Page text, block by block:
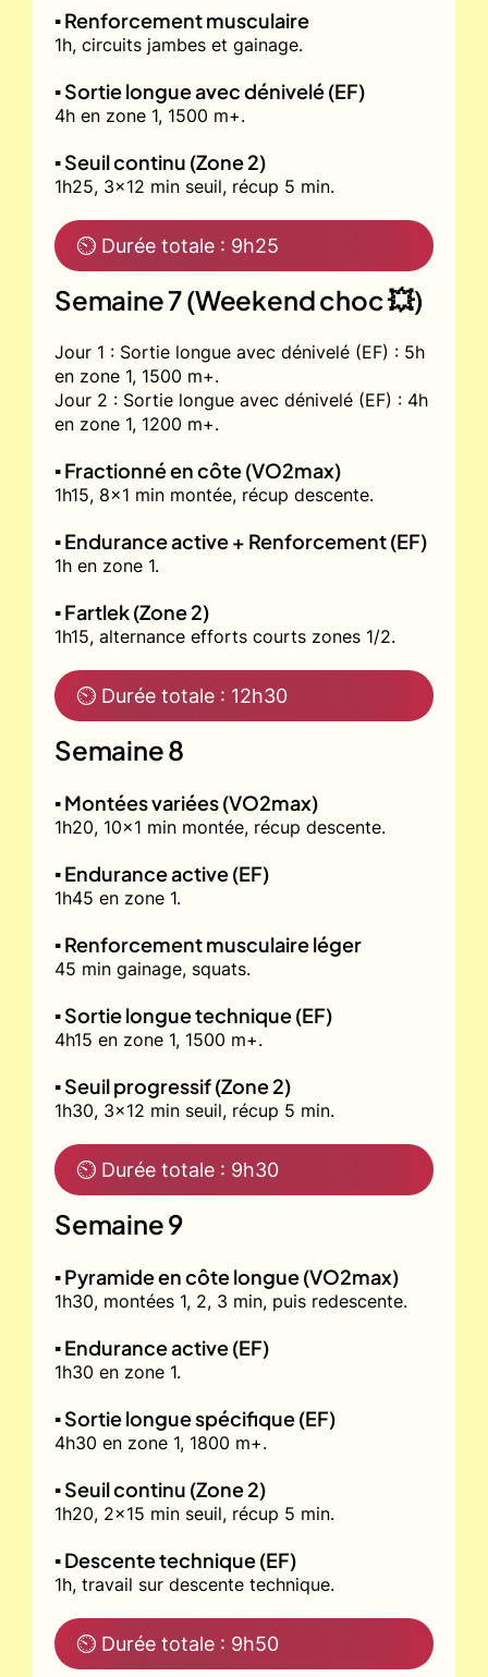
▪️ Renforcement musculaire
1h, circuits jambes et gainage.
▪️ Sortie longue avec dénivelé (EF)
4h en zone 1, 1500 m+.
▪️ Seuil continu (Zone 2)
1h25, 3x12 min seuil, récup 5 min.
⏲ Durée totale : 9h25
Semaine 7 (Weekend choc 💥)
Jour 1 : Sortie longue avec dénivelé (EF) : 5h
en zone 1, 1500 m+.
Jour 2 : Sortie longue avec dénivelé (EF) : 4h
en zone 1, 1200 m+.
▪️ Fractionné en côte (VO2max)
1h15, 8x1 min montée, récup descente.
▪️ Endurance active + Renforcement (EF)
1h en zone 1.
▪️ Fartlek (Zone 2)
1h15, alternance efforts courts zones 1/2.
⏲ Durée totale : 12h30
Semaine 8
▪️ Montées variées (VO2max)
1h20, 10x1 min montée, récup descente.
▪️ Endurance active (EF)
1h45 en zone 1.
▪️ Renforcement musculaire léger
45 min gainage, squats.
▪️ Sortie longue technique (EF)
4h15 en zone 1, 1500 m+.
▪️ Seuil progressif (Zone 2)
1h30, 3x12 min seuil, récup 5 min.
⏲ Durée totale : 9h30
Semaine 9
▪️ Pyramide en côte longue (VO2max)
1h30, montées 1, 2, 3 min, puis redescente.
▪️ Endurance active (EF)
1h30 en zone 1.
▪️ Sortie longue spécifique (EF)
4h30 en zone 1, 1800 m+.
▪️ Seuil continu (Zone 2)
1h20, 2x15 min seuil, récup 5 min.
▪️ Descente technique (EF)
1h, travail sur descente technique.
⏲ Durée totale : 9h50